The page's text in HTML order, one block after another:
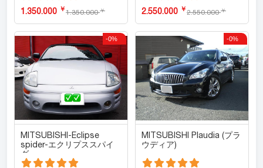
1.350.000￥
1.350.000 ￥ 2.550.000￥
2.550.000 ￥
-0%
MITSUBISHI-Eclipse
spider-エクリプススパイ
ダー
-0%
MITSUBISHI Plaudia (プラ
ウディア)